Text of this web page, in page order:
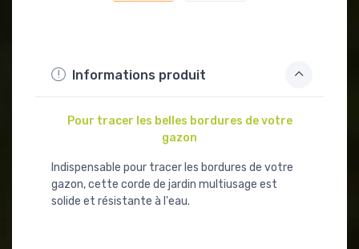
Informations produit
Pour tracer les belles bordures de votre
gazon
Indispensable pour tracer les bordures de votre
gazon, cette corde de jardin multiusage est
solide et résistante à l'eau.